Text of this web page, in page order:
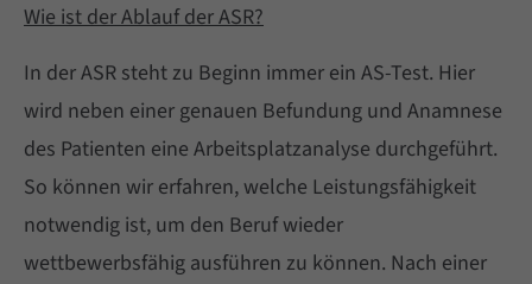
adipiscing elit.
Aenean commodo ligula eget dolor. Aenean
massa. Cum sociis natoque penatibus et
magnis dis parturient montes, nascetur
ridiculus mus. Donec quam felis, ultricies nec.
Wie ist der Ablauf der ASR?
In der ASR steht zu Beginn immer ein AS-Test. Hier
wird neben einer genauen Befundung und Anamnese
des Patienten eine Arbeitsplatzanalyse durchgeführt.
So können wir erfahren, welche Leistungsfähigkeit
notwendig ist, um den Beruf wieder
wettbewerbsfähig ausführen zu können. Nach einer